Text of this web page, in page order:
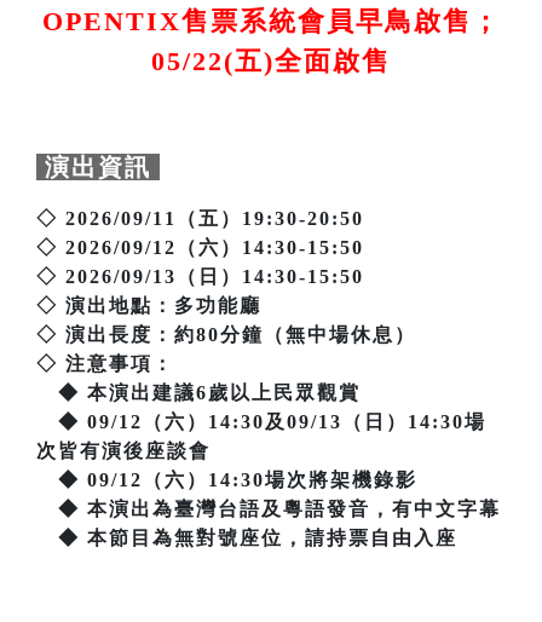
OPENTIX售票系統會員早鳥啟售；
05/22(五)全面啟售
演出資訊
◇ 2026/09/11（五）19:30-20:50
◇ 2026/09/12（六）14:30-15:50
◇ 2026/09/13（日）14:30-15:50
◇ 演出地點：多功能廳
◇ 演出長度：約80分鐘（無中場休息）
◇ 注意事項：
◆ 本演出建議6歲以上民眾觀賞
◆ 09/12（六）14:30及09/13（日）14:30場
次皆有演後座談會
◆ 09/12（六）14:30場次將架機錄影
◆ 本演出為臺灣台語及粵語發音，有中文字幕
◆ 本節目為無對號座位，請持票自由入座